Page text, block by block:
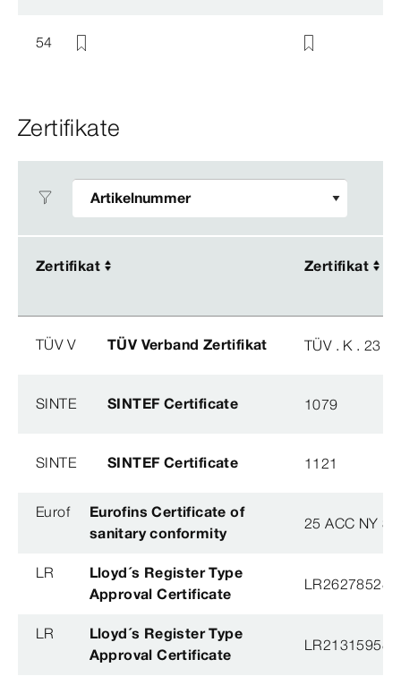
54
Zertifikate
Zertifikat Zertifikat
Zertifikat Zertifikat
TÜV V TÜV Verband Zertifikat TÜV . K . 23 -
SINTE SINTEF Certificate 1079
SINTE SINTEF Certificate 1121
Eurof
Eurofins Certificate of
sanitary conformity
25 ACC NY
LR
Lloyd´s Register Type
Approval Certificate
LR
Lloyd´s Register Type
Approval Certificate